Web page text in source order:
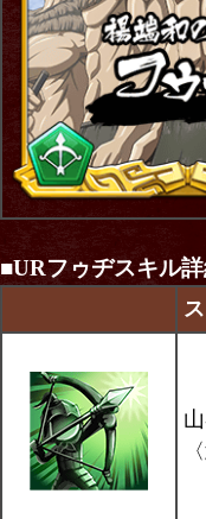
■URフゥヂスキル
〈